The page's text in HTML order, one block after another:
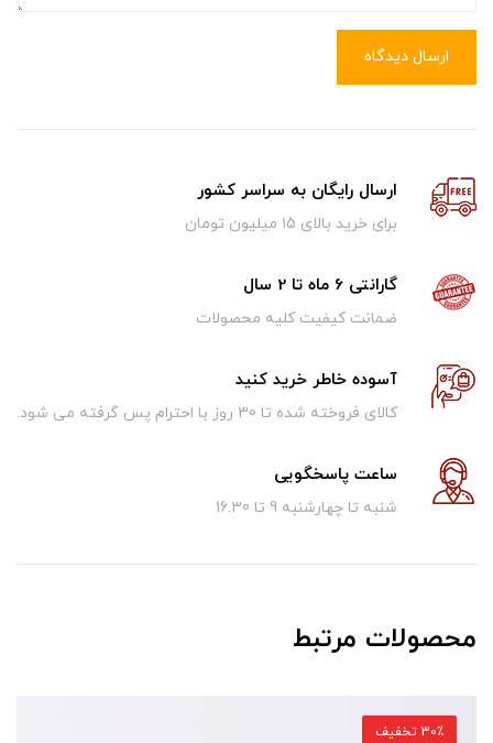
ارسال دیدگاه
ارسال رایگان به سراسر کشور
برای خرید بالای ۱5 میلیون تومان
گارانتی 6 ماه تا 2 سال
ضمانت کیفیت کلیه محصولات
آسوده خاطر خرید کنید
کالای فروخته شده تا 30 روز با احترام پس گرفته می شود.
ساعت پاسخگویی
شنبه تا چهارشنبه 9 تا 16.30
محصولات مرتبط
30٪ تخفیف